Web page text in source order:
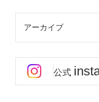
アーカイブ
公式